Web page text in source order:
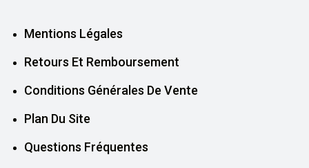
Mentions Légales
Retours Et Remboursement
Conditions Générales De Vente
Plan Du Site
Questions Fréquentes